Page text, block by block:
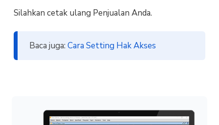
Silahkan cetak ulang Penjualan Anda.
Baca juga: Cara Setting Hak Akses